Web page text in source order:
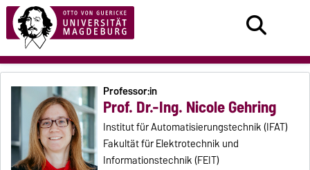
Professor:in
Prof. Dr.-Ing. Nicole Gehring
Institut für Automatisierungstechnik (IFAT)
Fakultät für Elektrotechnik und
Informationstechnik (FEIT)